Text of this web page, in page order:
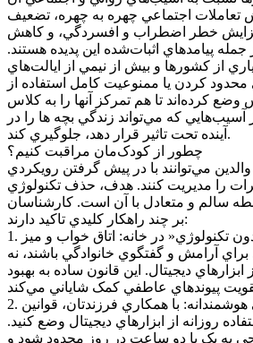
تعاملات اجتماعي چهره به چهره، تضعيف
خطر اضطراب و افسردگي، و کاهش
پيامدهاي اثبات‌شده اين پديده هستند.
از کشورها و بيش از نيمي از ايالت‌هاي
محدود کردن يا ممنوعيت کامل استفاده از
کرده‌اند تا هم تمرکز آنها را به کلاس
که مي‌تواند زندگي بچه ها را در
آينده تحت تاثير قرار دهد، جلوگيري کند.
چطور از کودک‌مان مراقبت کنيم؟
مي‌توانند با در پيش گرفتن رويکردي
را مديريت کنند. هدف، حذف تکنولوژي
سالم و متعادل با آن است. کارشناسان
بر چند راهکار کليدي تاکيد دارند:
1. ايجاد »منطق بدون تکنولوژي« در خانه: اتاق خواب و ميز
براي آرامش و گفتگوي خانوادگي باشند، نه
ديجيتال. اين قانون ساده به بهبود
2. تعيين مرزهاي زماني هوشمندانه: با همکاري فرزندتان، قوانين
روزانه از ابزارهاي ديجيتال وضع کنيد.
به يک يا دو ساعت در روز محدود شود و